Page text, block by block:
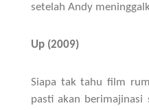
setelah Andy
Up (2009)
Siapa tak tahu film
pasti akan berimajinasi